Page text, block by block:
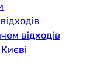
відходів